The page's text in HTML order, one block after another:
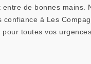
entre de bonnes mains.
confiance à Les
pour toutes vos